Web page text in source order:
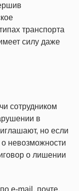
транспорта
силу даже
сотрудником
в
но если
невозможности
о лишении
e-mail, почте,